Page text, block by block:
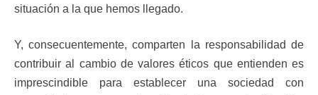
situación a la que hemos llegado.
Y, consecuentemente, comparten la responsabilidad de
contribuir al cambio de valores éticos que entienden es
imprescindible para establecer una sociedad con